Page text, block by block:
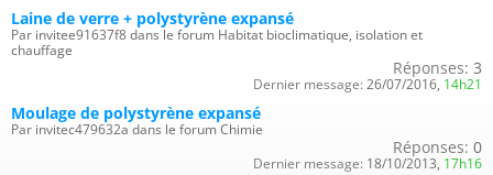
Laine de verre + polystyrène expansé
Par invitee91637f8 dans le forum Habitat bioclimatique, isolation et
chauffage
Réponses: 3
Dernier message: 26/07/2016, 14h21
Moulage de polystyrène expansé
Par invitec479632a dans le forum Chimie
Réponses: 0
Dernier message: 18/10/2013, 17h16